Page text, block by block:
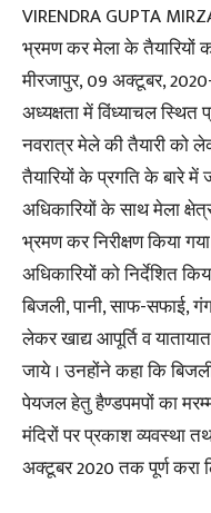
VIRENDRA GUPTA
भ्रमण कर मेला के तैयारियों
मीरजापुर, 09 अक्टूबर,
अध्यक्षता में विंध्याचल
नवरात्र मेले की तैयारी को
तैयारियों के प्रगति के बारे में
अधिकारियों के साथ मेला
भ्रमण कर निरीक्षण किया
अधिकारियों को निर्देशित
बिजली, पानी, साफ-सफाई,
लेकर खाद्य आपूर्ति व
जाये । उनहोंने कहा कि
पेयजल हेतु हैण्डपमपों का
मंदिरों पर प्रकाश व्यवस्था
अक्टूबर 2020 तक पूर्ण करा